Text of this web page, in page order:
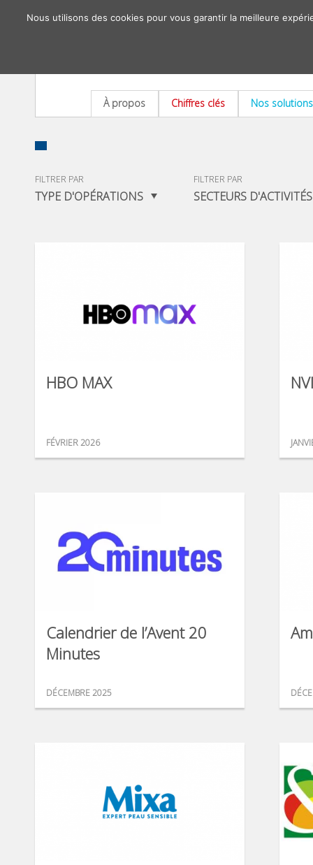
À propos Chiffres clés Nos solutions
FILTRER PAR
TYPE D'OPÉRATIONS
FILTRER PAR
SECTEURS D'ACTIVITÉS
HBO MAX
FÉVRIER 2026
Calendrier de l’Avent 20
Minutes
DÉCEMBRE 2025
Nous utilisons des cookies pour vous garantir la meilleure